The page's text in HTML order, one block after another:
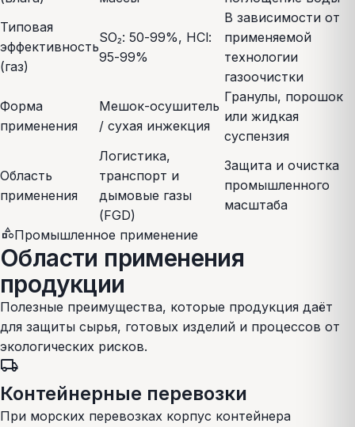
Типовая
эффективность
(газ)
SO₂: 50-99%, HCl:
95-99%
В зависимости от
применяемой
технологии
газоочистки
Форма
применения
Мешок-осушитель
/ сухая инжекция
Гранулы, порошок
или жидкая
суспензия
Область
применения
Логистика,
транспорт и
дымовые газы
(FGD)
Защита и очистка
промышленного
масштаба
categoryПромышленное применение
Области применения
продукции
Полезные преимущества, которые продукция даёт
для защиты сырья, готовых изделий и процессов от
экологических рисков.
local_shipping
Контейнерные перевозки
При морских перевозках корпус контейнера